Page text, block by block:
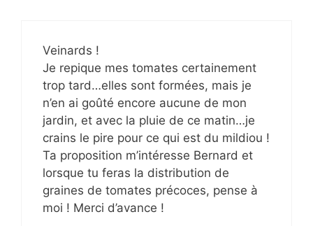
Veinards !
Je repique mes tomates certainement
trop tard…elles sont formées, mais je
n’en ai goûté encore aucune de mon
jardin, et avec la pluie de ce matin…je
crains le pire pour ce qui est du mildiou !
Ta proposition m’intéresse Bernard et
lorsque tu feras la distribution de
graines de tomates précoces, pense à
moi ! Merci d’avance !